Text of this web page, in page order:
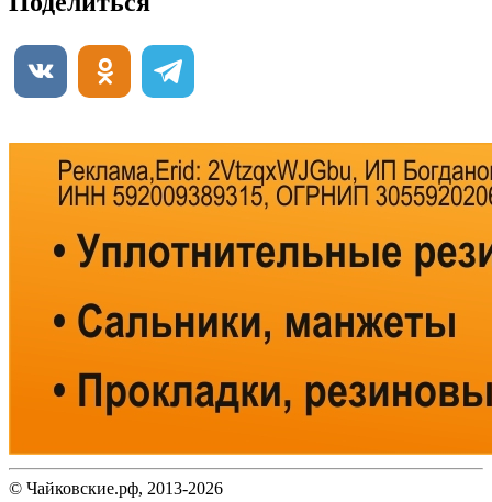
© Чайковские.рф, 2013-2026